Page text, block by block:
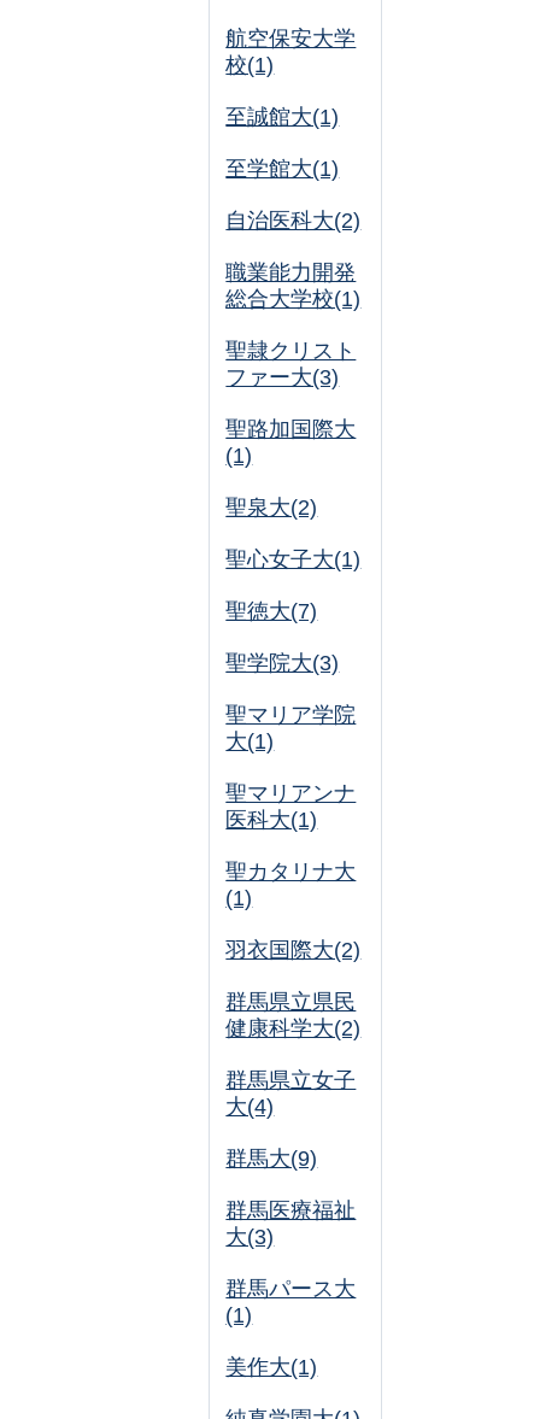
航空保安大学
校(1)
至誠館大(1)
至学館大(1)
自治医科大(2)
職業能力開発
総合大学校(1)
聖隷クリスト
ファー大(3)
聖路加国際大
(1)
聖泉大(2)
聖心女子大(1)
聖徳大(7)
聖学院大(3)
聖マリア学院
大(1)
聖マリアンナ
医科大(1)
聖カタリナ大
(1)
羽衣国際大(2)
群馬県立県民
健康科学大(2)
群馬県立女子
大(4)
群馬大(9)
群馬医療福祉
大(3)
群馬パース大
(1)
美作大(1)